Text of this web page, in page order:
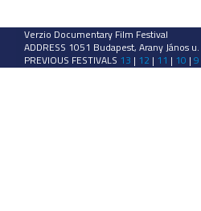
Verzio Documentary Film Festival
ADDRESS 1051 Budapest, Arany János
PREVIOUS FESTIVALS 13 | 12 | 11 | 10 | 9